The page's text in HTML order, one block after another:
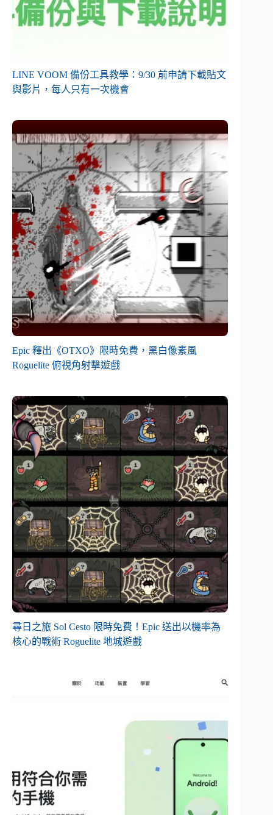
LINE VOOM 備份工具教學：9/30 前申請下載貼文
與影片，每人只有一次機會
Epic 釋出《OTXO》限時免費，黑白像素風
Roguelite 俯視角射擊遊戲
尋日之旅 Sol Cesto 限時免費！Epic 送出以機率為
核心的戰術 Roguelite 地城遊戲